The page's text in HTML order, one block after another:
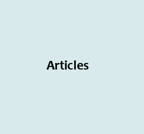
Articles